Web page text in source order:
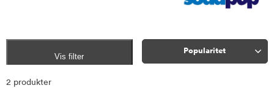
Vis filter
Popularitet
2 produkter